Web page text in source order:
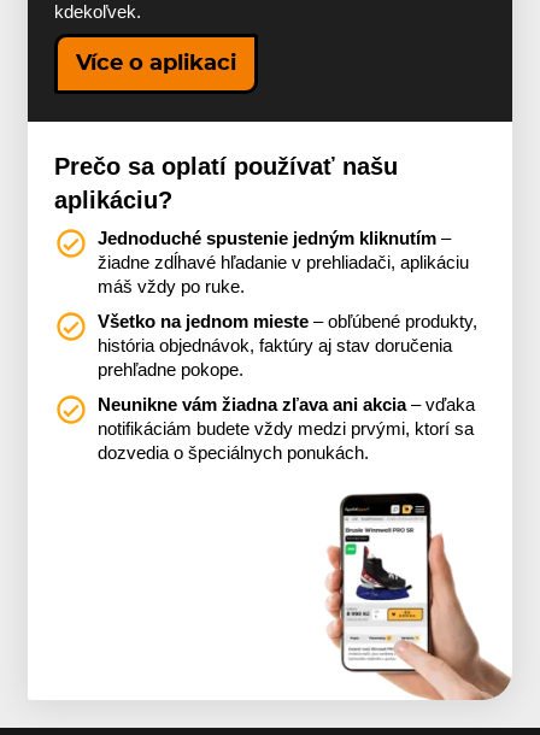
kdekoľvek.
Více o aplikaci
Prečo sa oplatí používať našu
aplikáciu?
Jednoduché spustenie jedným kliknutím –
žiadne zdĺhavé hľadanie v prehliadači, aplikáciu
máš vždy po ruke.
Všetko na jednom mieste – obľúbené produkty,
história objednávok, faktúry aj stav doručenia
prehľadne pokope.
Neunikne vám žiadna zľava ani akcia– vďaka
notifikáciám budete vždy medzi prvými, ktorí sa
dozvedia o špeciálnych ponukách.